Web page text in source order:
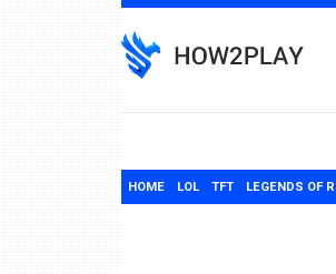
to
content
HOME LOL TFT LEGENDS OF